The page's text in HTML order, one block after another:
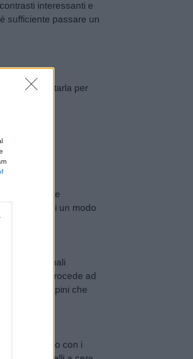
interessanti e
sufficiente passare un
riso ed agitarla per
di usarli
difficilmente
Si tratta di un modo
eventuali
Poi si procede ad
gli stampini che
un foglio con i